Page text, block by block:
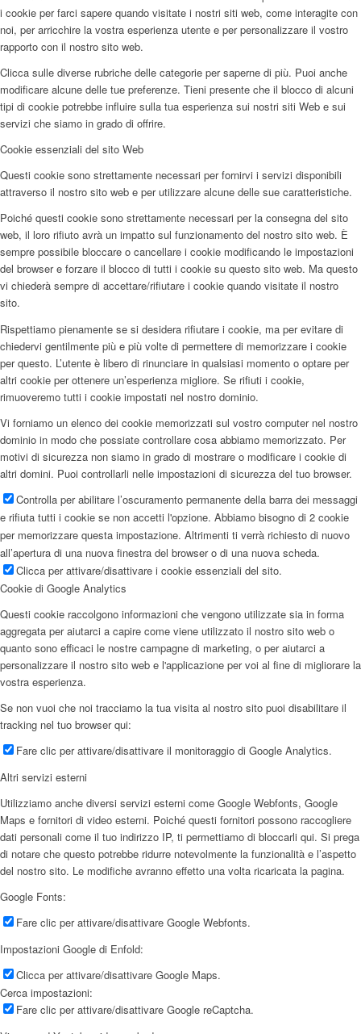
i cookie per farci sapere quando visitate i nostri siti web, come interagite con
noi, per arricchire la vostra esperienza utente e per personalizzare il vostro
rapporto con il nostro sito web.
Clicca sulle diverse rubriche delle categorie per saperne di più. Puoi anche
modificare alcune delle tue preferenze. Tieni presente che il blocco di alcuni
tipi di cookie potrebbe influire sulla tua esperienza sui nostri siti Web e sui
servizi che siamo in grado di offrire.
Cookie essenziali del sito Web
Questi cookie sono strettamente necessari per fornirvi i servizi disponibili
attraverso il nostro sito web e per utilizzare alcune delle sue caratteristiche.
Poiché questi cookie sono strettamente necessari per la consegna del sito
web, il loro rifiuto avrà un impatto sul funzionamento del nostro sito web. È
sempre possibile bloccare o cancellare i cookie modificando le impostazioni
del browser e forzare il blocco di tutti i cookie su questo sito web. Ma questo
vi chiederà sempre di accettare/rifiutare i cookie quando visitate il nostro
sito.
Rispettiamo pienamente se si desidera rifiutare i cookie, ma per evitare di
chiedervi gentilmente più e più volte di permettere di memorizzare i cookie
per questo. L’utente è libero di rinunciare in qualsiasi momento o optare per
altri cookie per ottenere un’esperienza migliore. Se rifiuti i cookie,
rimuoveremo tutti i cookie impostati nel nostro dominio.
Vi forniamo un elenco dei cookie memorizzati sul vostro computer nel nostro
dominio in modo che possiate controllare cosa abbiamo memorizzato. Per
motivi di sicurezza non siamo in grado di mostrare o modificare i cookie di
altri domini. Puoi controllarli nelle impostazioni di sicurezza del tuo browser.
Controlla per abilitare l’oscuramento permanente della barra dei messaggi
e rifiuta tutti i cookie se non accetti l'opzione. Abbiamo bisogno di 2 cookie
per memorizzare questa impostazione. Altrimenti ti verrà richiesto di nuovo
all’apertura di una nuova finestra del browser o di una nuova scheda.
Clicca per attivare/disattivare i cookie essenziali del sito.
Cookie di Google Analytics
Questi cookie raccolgono informazioni che vengono utilizzate sia in forma
aggregata per aiutarci a capire come viene utilizzato il nostro sito web o
quanto sono efficaci le nostre campagne di marketing, o per aiutarci a
personalizzare il nostro sito web e l'applicazione per voi al fine di migliorare la
vostra esperienza.
Se non vuoi che noi tracciamo la tua visita al nostro sito puoi disabilitare il
tracking nel tuo browser qui:
Fare clic per attivare/disattivare il monitoraggio di Google Analytics.
Altri servizi esterni
Utilizziamo anche diversi servizi esterni come Google Webfonts, Google
Maps e fornitori di video esterni. Poiché questi fornitori possono raccogliere
dati personali come il tuo indirizzo IP, ti permettiamo di bloccarli qui. Si prega
di notare che questo potrebbe ridurre notevolmente la funzionalità e l’aspetto
del nostro sito. Le modifiche avranno effetto una volta ricaricata la pagina.
Google Fonts:
Fare clic per attivare/disattivare Google Webfonts.
Impostazioni Google di Enfold:
Clicca per attivare/disattivare Google Maps.
Cerca impostazioni:
Fare clic per attivare/disattivare Google reCaptcha.